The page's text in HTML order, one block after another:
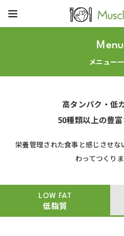
Menu
メニュー
高タンパク・低
50種類以上の豊
栄養管理された食事と感じさせ
わってつくりま
LOW FAT
低脂質